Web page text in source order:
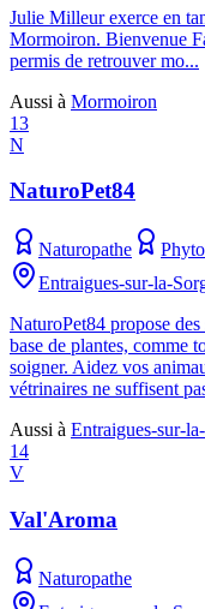
Julie Milleur exerce en
Mormoiron. Bienvenue
permis de retrouver mo...
Aussi à Mormoiron
13
N
NaturoPet84
Naturopathe
Entraigues-sur-la-
NaturoPet84 propose
base de plantes, comme
soigner. Aidez vos
vétrinaires ne suffisent
Aussi à Entraigues-sur-
14
V
Val'Aroma
Naturopathe